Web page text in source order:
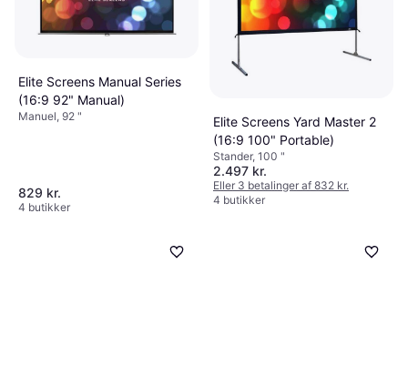
Elite Screens Manual Series
(16:9 92" Manual)
Manuel, 92 "
829 kr.
4 butikker
Elite Screens Yard Master 2
(16:9 100" Portable)
Stander, 100 "
2.497 kr.
Eller 3 betalinger af 832 kr.
4 butikker